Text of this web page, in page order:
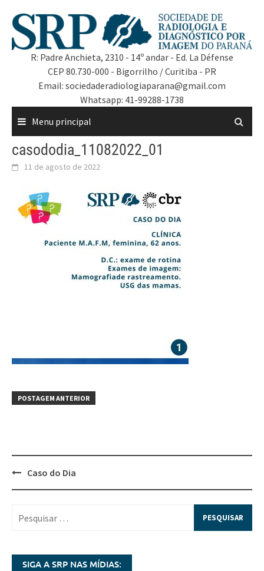
R: Padre Anchieta, 2310 - 14º andar - Ed. La Défense
CEP 80.730-000 - Bigorrilho / Curitiba - PR
Email: sociedaderadiologiaparana@gmail.com
Whatsapp: 41-99288-1738
Menu principal
casododia_11082022_01
11 de agosto de 2022
POSTAGEM ANTERIOR
Caso do Dia
SIGA A SRP NAS MÍDIAS: